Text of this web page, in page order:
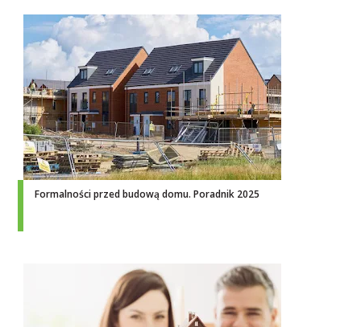
Formalności przed budową domu. Poradnik 2025